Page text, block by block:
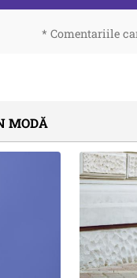
* Comentariile
MODĂ